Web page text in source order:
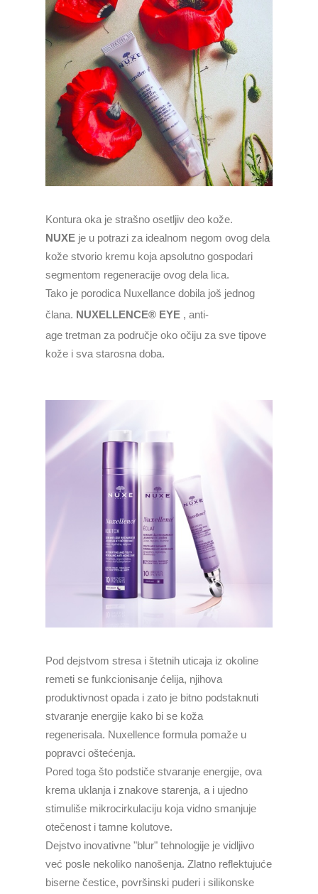
Kontura oka je strašno osetljiv deo kože.
NUXE je u potrazi za idealnom negom ovog dela
kože stvorio kremu koja apsolutno gospodari
segmentom regeneracije ovog dela lica.
Tako je porodica Nuxellance dobila još jednog
člana. NUXELLENCE® EYE , anti-
age tretman za područje oko očiju za sve tipove
kože i sva starosna doba.
Pod dejstvom stresa i štetnih uticaja iz okoline
remeti se funkcionisanje ćelija, njihova
produktivnost opada i zato je bitno podstaknuti
stvaranje energije kako bi se koža
regenerisala. Nuxellence formula pomaže u
popravci oštećenja.
Pored toga što podstiče stvaranje energije, ova
krema uklanja i znakove starenja, a i ujedno
stimuliše mikrocirkulaciju koja vidno smanjuje
otečenost i tamne kolutove.
Dejstvo inovativne "blur" tehnologije je vidljivo
već posle nekoliko nanošenja. Zlatno reflektujuće
biserne čestice, površinski puderi i silikonske